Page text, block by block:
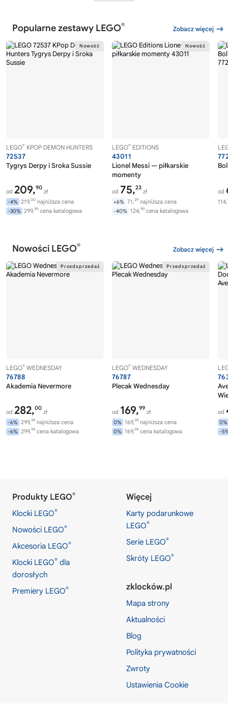
Popularne zestawy LEGO® Zobacz więcej
LEGO® KPOP DEMON HUNTERS
72537
Tygrys Derpy i Sroka Sussie
od 209,90
zł
-4% 219,00 najniższa cena
-30% 299,99 cena katalogowa
LEGO® EDITIONS
43011
Lionel Messi — piłkarskie
momenty
od 75,23
zł
+6% 71,29 najniższa cena
-40% 124,99 cena katalogowa
od
114,
Nowości LEGO® Zobacz więcej
LEGO® WEDNESDAY
76788
Akademia Nevermore
od 282,00
zł
-6% 299,99 najniższa cena
-6% 299,99 cena katalogowa
LEGO® WEDNESDAY
76787
Plecak Wednesday
od 169,99
zł
0% 169,99 najniższa cena
0% 169,99 cena katalogowa
od
0%
-
Produkty LEGO®
Klocki LEGO®
Nowości LEGO®
Akcesoria LEGO®
Klocki LEGO® dla
dorosłych
Premiery LEGO®
Więcej
Karty podarunkowe
LEGO®
Serie LEGO®
Skróty LEGO®
zklocków.pl
Mapa strony
Aktualności
Blog
Polityka prywatności
Zwroty
Ustawienia Cookie